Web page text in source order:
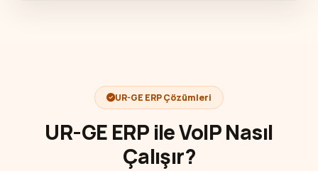
UR-GE ERP Çözümleri
UR-GE ERP ile VoIP Nasıl
Çalışır?